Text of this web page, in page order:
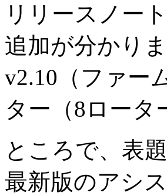
リリースノー
追加が分かりま
v2.10（ファー
ター（8ロー
ところで、表
最新版のアシ